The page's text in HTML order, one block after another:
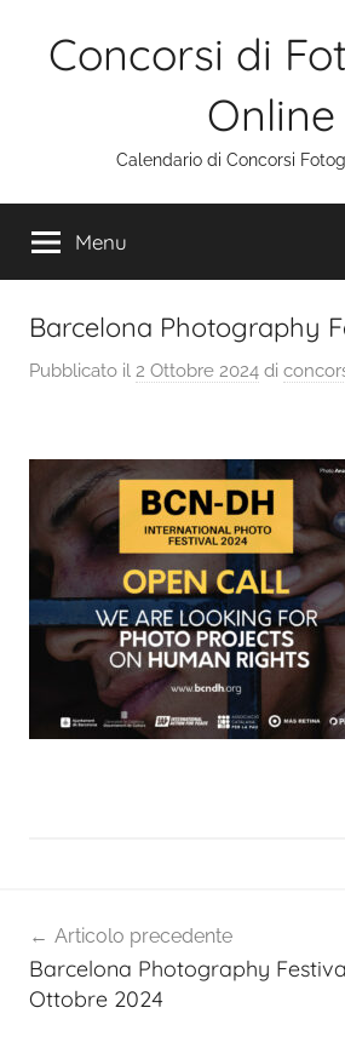
Concorsi di
Online
Calendario di Concorsi
Menu
Barcelona Photography
Pubblicato il 2 Ottobre 2024 di
articoli
Articolo precedente
Barcelona Photography
Ottobre 2024